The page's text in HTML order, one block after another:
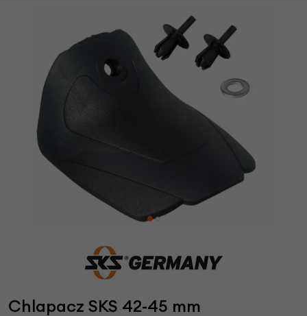
Chlapacz SKS 42-45 mm